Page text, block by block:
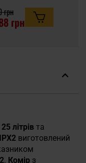
грн
грн
25 літрів та
IPX2 виготовлений
. Комір з